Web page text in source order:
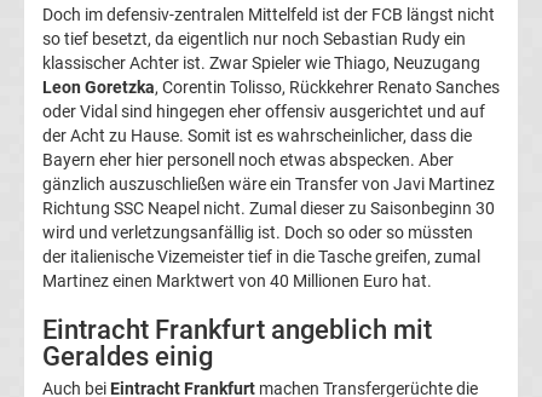
League
Fußball
WM
Fußball
EM
Frauenfußball
Amateurfußball
Doch im defensiv-zentralen Mittelfeld ist der FCB längst nicht
so tief besetzt, da eigentlich nur noch Sebastian Rudy ein
klassischer Achter ist. Zwar Spieler wie Thiago, Neuzugang
Leon Goretzka, Corentin Tolisso, Rückkehrer Renato Sanches
oder Vidal sind hingegen eher offensiv ausgerichtet und auf
der Acht zu Hause. Somit ist es wahrscheinlicher, dass die
Bayern eher hier personell noch etwas abspecken. Aber
gänzlich auszuschließen wäre ein Transfer von Javi Martinez
Richtung SSC Neapel nicht. Zumal dieser zu Saisonbeginn 30
wird und verletzungsanfällig ist. Doch so oder so müssten
der italienische Vizemeister tief in die Tasche greifen, zumal
Martinez einen Marktwert von 40 Millionen Euro hat.
Eintracht Frankfurt angeblich mit
Geraldes einig
Auch bei Eintracht Frankfurt machen Transfergerüchte die